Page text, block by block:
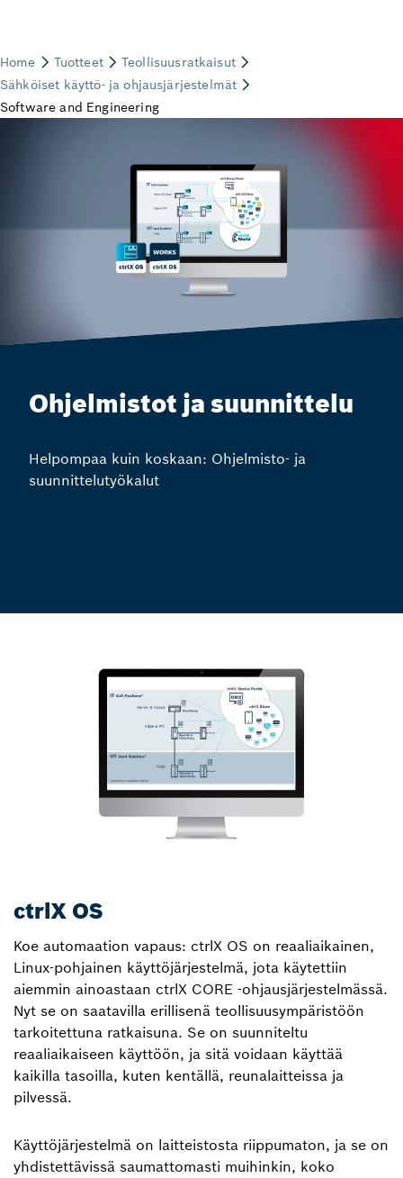
Ohjelmistot ja suunnittelu
Helpompaa kuin koskaan: Ohjelmisto- ja
suunnittelutyökalut
ctrlX OS
Koe automaation vapaus: ctrlX OS on reaaliaikainen,
Linux-pohjainen käyttöjärjestelmä, jota käytettiin
aiemmin ainoastaan ctrlX CORE ‑ohjausjärjestelmässä.
Nyt se on saatavilla erillisenä teollisuusympäristöön
tarkoitettuna ratkaisuna. Se on suunniteltu
reaaliaikaiseen käyttöön, ja sitä voidaan käyttää
kaikilla tasoilla, kuten kentällä, reunalaitteissa ja
pilvessä.
Käyttöjärjestelmä on laitteistosta riippumaton, ja se on
yhdistettävissä saumattomasti muihinkin, koko